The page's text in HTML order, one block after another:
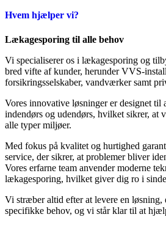
Hvem hjælper vi?
Lækagesporing til alle behov
Vi specialiserer os i lækagesporing og
bred vifte af kunder, herunder VVS-
forsikringsselskaber, vandværker samt
Vores innovative løsninger er designet til
indendørs og udendørs, hvilket sikrer, at
alle typer miljøer.
Med fokus på kvalitet og hurtighed
service, der sikrer, at problemer bliver
Vores erfarne team anvender moderne
lækagesporing, hvilket giver dig ro i
Vi stræber altid efter at levere en løsning,
specifikke behov, og vi står klar til at